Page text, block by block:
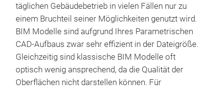
täglichen Gebäudebetrieb in vielen Fällen nur zu
einem Bruchteil seiner Möglichkeiten genutzt wird.
BIM Modelle sind aufgrund Ihres Parametrischen
CAD-Aufbaus zwar sehr effizient in der Dateigröße.
Gleichzeitig sind klassische BIM Modelle oft
optisch wenig ansprechend, da die Qualität der
Oberflächen nicht darstellen können. Für